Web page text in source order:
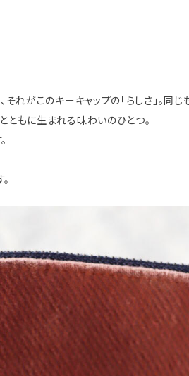
れがこのキーキャップの「らしさ」。同
ともに生まれる味わいのひとつ。